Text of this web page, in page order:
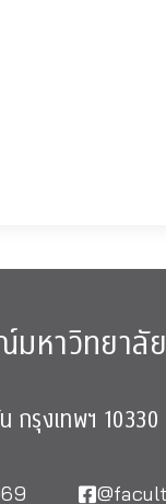
หาวิทยาลัย
กรุงเทพฯ 10330